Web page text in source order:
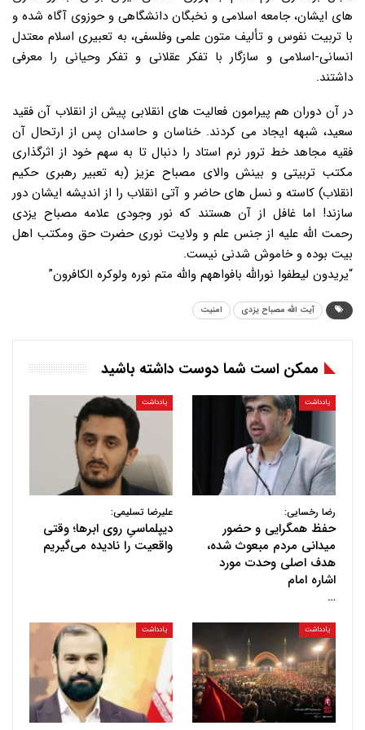
های ایشان، جامعه اسلامی و نخبگان دانشگاهی و حوزوی آگاه شده و
با تربیت نفوس و تألیف متون علمی وفلسفی، به تعبیری اسلام معتدل
انسانی-اسلامی و سازگار با تفکر عقلانی و تفکر وحیانی را معرفی
داشتند.
در آن دوران هم پیرامون فعالیت های انقلابی پیش از انقلاب آن فقید
سعید، شبهه ایجاد می کردند. خناسان و حاسدان پس از ارتحال آن
فقیه مجاهد خط ترور نرم استاد را دنبال تا به سهم خود از اثرگذاری
مکتب تربیتی و بینش والای مصباح عزیز (به تعبیر رهبری حکیم
انقلاب) کاسته و نسل های حاضر و آتی انقلاب را از اندیشه ایشان دور
سازند! اما غافل از آن هستند که نور وجودی علامه مصباح یزدی
رحمت الله علیه از جنس علم و ولایت نوری حضرت حق ومکتب اهل
بیت بوده و خاموش شدنی نیست.
“یریدون لیطفوا نورالله بافواههم والله متم نوره ولوکره الکافرون”
آیت الله مصباح یزدی امنیت
ممکن است شما دوست داشته باشید
یادداشت
رضا رخسایی:
حفظ همگرایی و حضور
میدانی مردم مبعوث شده،
هدف اصلی وحدت مورد
اشاره امام
…
یادداشت
علیرضا تسلیمی:
دیپلماسیِ روی ابرها؛ وقتی
واقعیت را نادیده می‌گیریم
یادداشت یادداشت